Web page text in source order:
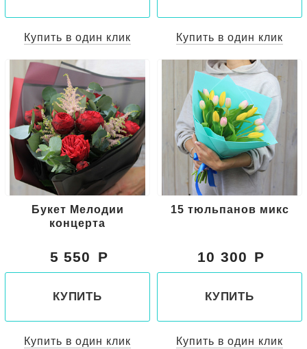
Купить в один клик Купить в один клик
Букет Мелодии
концерта
5 550
КУПИТЬ
Купить в один клик
15 тюльпанов микс
10 300
КУПИТЬ
Купить в один клик